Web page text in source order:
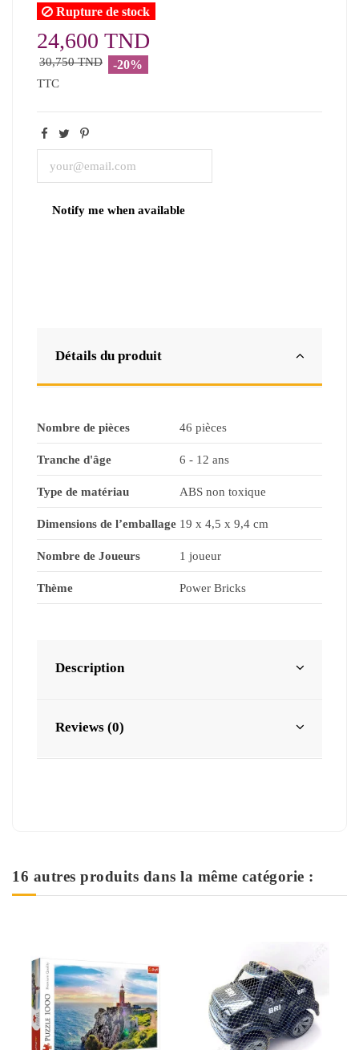
Rupture de stock
24,600 TND
30,750 TND -20%
TTC
Détails du produit
Nombre de pièces 46 pièces
Tranche d'âge 6 - 12 ans
Type de matériau ABS non toxique
Dimensions de l’emballage 19 x 4,5 x 9,4 cm
Nombre de Joueurs 1 joueur
Thème Power Bricks
Description
Reviews (0)
16 autres produits dans la même catégorie :